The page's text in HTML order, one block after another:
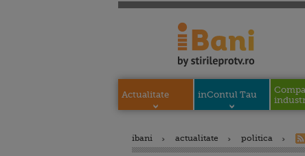
Actualitate inContul Tau
ibani actualitate politica